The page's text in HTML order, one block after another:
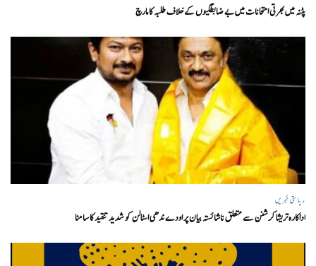
پٹنہ میں بھرتی امتحانات میں بے ضابطگیوں کے خلاف طلبہ کا مارچ
ریاستی خبریں
اداکارہ تریشا کرشنن سے متعلق ناشائستہ بیان پر اودے ندھی اسٹالن کو شدید تنقید کا سامنا